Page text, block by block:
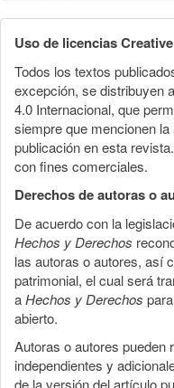
Uso de licencias
Todos los textos
excepción, se distribuyen
4.0 Internacional, que
siempre que mencionen
publicación en esta
con fines comerciales.
Derechos de autoras o
De acuerdo con la
Hechos y Derechos
las autoras o autores, así
patrimonial, el cual será
aHechos y Derechos
abierto.
Autoras o autores pueden
independientes y
de la versión del artículo